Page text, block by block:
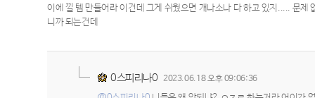
이에 낄 템 만들어라 이건데 그게 쉬웠으면 개나소나 다 하고 있지..... 문
니까 되는건데
0스피리나0 2023.06.18 오후 09:06:36